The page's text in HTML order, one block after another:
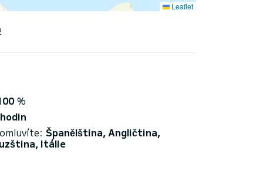
Leaflet
%
Španělština, Angličtina,
Itálie